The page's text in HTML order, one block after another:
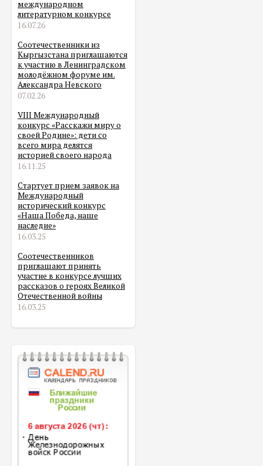
международном
литературном конкурсе
16.07.26
Соотечественники из
Кыргызстана приглашаются
к участию в Ленинградском
молодёжном форуме им.
Александра Невского
07.02.26
VIII Международный
конкурс «Расскажи миру о
своей Родине»: дети со
всего мира делятся
историей своего народа
16.11.25
Стартует прием заявок на
Международный
исторический конкурс
«Наша Победа, наше
наследие»
16.03.25
Соотечественников
приглашают принять
участие в конкурсе лучших
рассказов о героях Великой
Отечественной войны
16.03.25